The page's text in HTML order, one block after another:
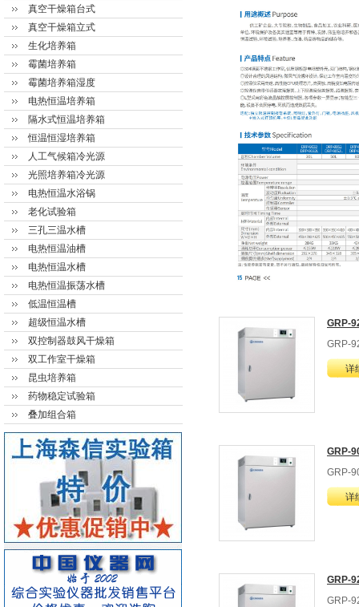
GRP-
GRP-
详
GRP-
GRP-
详
GRP-
GRP-
真空干燥箱台式
真空干燥箱立式
生化培养箱
霉菌培养箱
霉菌培养箱湿度
电热恒温培养箱
隔水式恒温培养箱
恒温恒湿培养箱
人工气候箱冷光源
光照培养箱冷光源
电热恒温水浴锅
老化试验箱
三孔三温水槽
电热恒温油槽
电热恒温水槽
电热恒温振荡水槽
低温恒温槽
超级恒温水槽
双控制器鼓风干燥箱
双工作室干燥箱
昆虫培养箱
药物稳定试验箱
叠加组合箱